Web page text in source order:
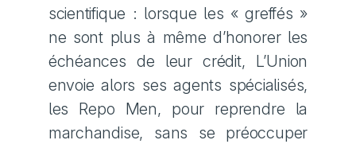
scientifique : lorsque les « greffés »
ne sont plus à même d’honorer les
échéances de leur crédit, L’Union
envoie alors ses agents spécialisés,
les Repo Men, pour reprendre la
marchandise, sans se préoccuper